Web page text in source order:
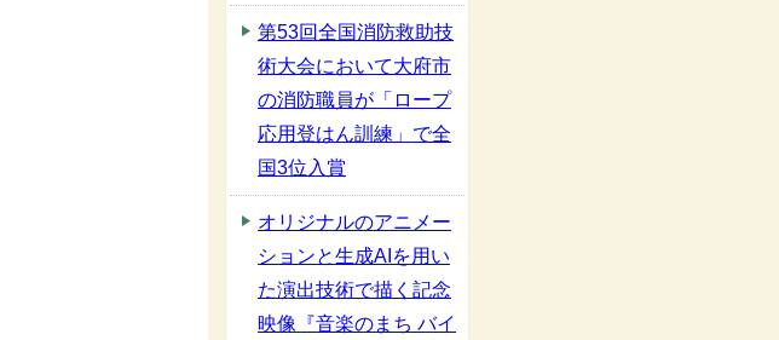
第53回全国消防救助技
術大会において大府市
の消防職員が「ロープ
応用登はん訓練」で全
国3位入賞
オリジナルのアニメー
ションと生成AIを用い
た演出技術で描く記念
映像『音楽のまち バイ